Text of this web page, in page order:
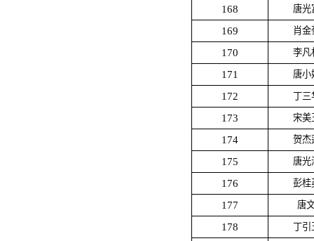
168 唐光
169 肖金
170 李凡
171 唐小
172 丁三
173 宋美
174 贺杰
175 唐光
176 彭桂
177 唐
178 丁引